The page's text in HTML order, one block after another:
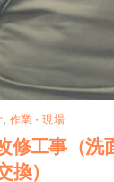
, 作業・現場
修工事（洗
換）